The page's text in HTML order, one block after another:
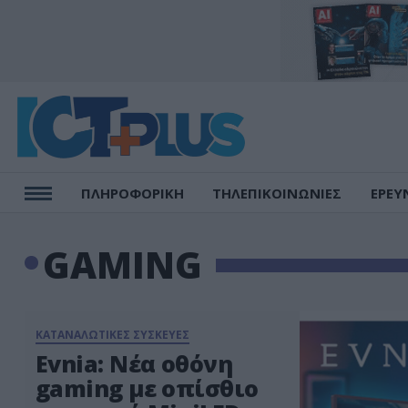
ΠΛΗΡΟΦΟΡΙΚΗ ΤΗΛΕΠΙΚΟΙΝΩΝΙΕΣ
GAMING
ΚΑΤΑΝΑΛΩΤΙΚΕΣ ΣΥΣΚΕΥΕΣ
Evnia: Νέα οθόνη
gaming με οπίσθιο